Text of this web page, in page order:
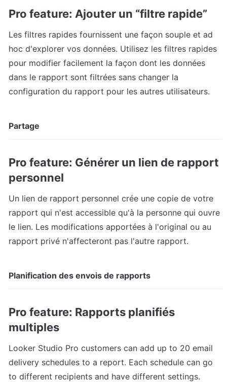
Pro feature: Ajouter un “filtre rapide”
Les filtres rapides fournissent une façon souple et ad
hoc d'explorer vos données. Utilisez les filtres rapides
pour modifier facilement la façon dont les données
dans le rapport sont filtrées sans changer la
configuration du rapport pour les autres utilisateurs.
Partage
Pro feature: Générer un lien de rapport
personnel
Un lien de rapport personnel crée une copie de votre
rapport qui n'est accessible qu'à la personne qui ouvre
le lien. Les modifications apportées à l'original ou au
rapport privé n'affecteront pas l'autre rapport.
Planification des envois de rapports
Pro feature: Rapports planifiés
multiples
Looker Studio Pro customers can add up to 20 email
delivery schedules to a report. Each schedule can go
to different recipients and have different settings.